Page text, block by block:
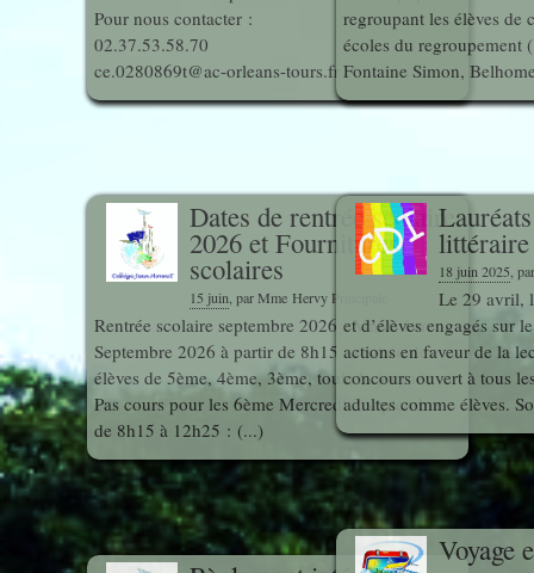
photos
Web
et Linux
Auteur en
Découverte
des
Métiers
Découverte
Professionnelle
Education
Des Arts
Orientation
Voyages
et Sorties
indépendants
Pour nous contacter :
02.37.53.58.70
ce.0280869t@ac-orleans-tours.fr
Dates de rentrée scolaire
2026 et Fournitures
scolaires
15 juin, par Mme Hervy Principale
Rentrée scolaire septembre 2026 : Mardi 1er
Septembre 2026 à partir de 8h15 : rentrée des
élèves de 5ème, 4ème, 3ème, toute la journée
Pas cours pour les 6ème Mercredi 2 septembre
de 8h15 à 12h25 : (...)
regroupant les élèves de
écoles du regroupement
Fontaine Simon,
littéraire
18 juin 2025,
Le 29 avril,
et d’élèves engagés sur
actions en faveur de la
concours ouvert à tous
adultes comme élèves.
Voyage